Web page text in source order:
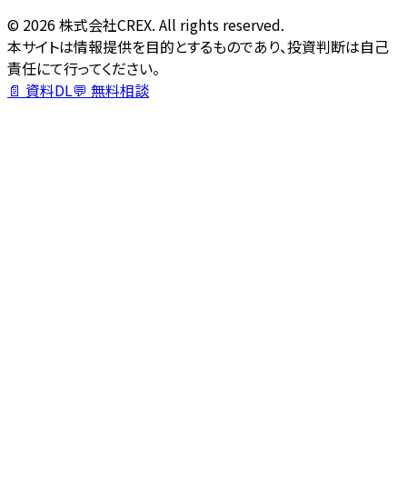
© 2026株式会社CREX. All rights reserved.
本サイトは情報提供を目的とするものであり、投資判断は自己
責任にて行ってください。
📄 資料DL💬 無料相談